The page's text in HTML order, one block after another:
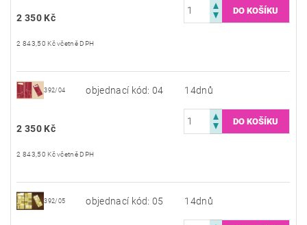
2 350 Kč
2 843,50 Kč včetně DPH
392/04 objednací kód: 04 14dnů
2 350 Kč
2 843,50 Kč včetně DPH
392/05 objednací kód: 05 14dnů